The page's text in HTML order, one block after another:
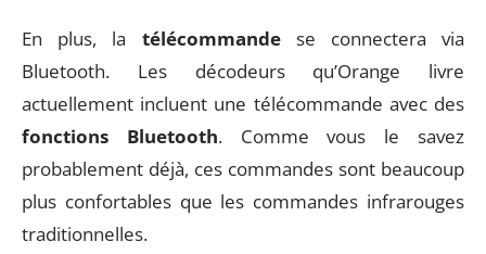
En plus, la télécommandese connectera via
Bluetooth. Les décodeurs qu’Orange livre
actuellement incluent une télécommande avec des
fonctions Bluetooth. Comme vous le savez
probablement déjà, ces commandes sont beaucoup
plus confortables que les commandes infrarouges
traditionnelles.